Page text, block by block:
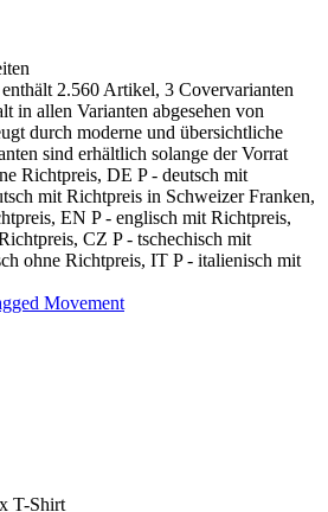
2.560 Artikel, 3 Covervarianten
in allen Varianten abgesehen von
durch moderne und übersichtliche
sind erhältlich solange der Vorrat
Richtpreis, DE P - deutsch mit
mit Richtpreis in Schweizer Franken,
EN P - englisch mit Richtpreis,
CZ P - tschechisch mit
ohne Richtpreis, IT P - italienisch mit
Movement
T-Shirt